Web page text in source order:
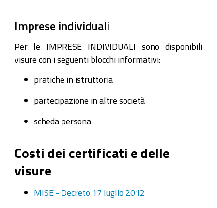
Imprese individuali
Per le IMPRESE INDIVIDUALI sono disponibili
visure con i seguenti blocchi informativi:
pratiche in istruttoria
partecipazione in altre società
scheda persona
Costi dei certificati e delle
visure
MISE - Decreto 17 luglio 2012